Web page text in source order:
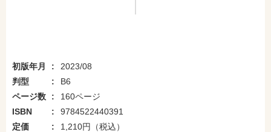
初版年月
2023/08
判型
B6
ページ数
160ページ
ISBN
9784522440391
定価
1,210円（税込）